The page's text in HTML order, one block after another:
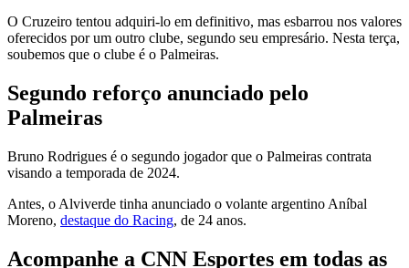
O Cruzeiro tentou adquiri-lo em definitivo, mas esbarrou nos valores
oferecidos por um outro clube, segundo seu empresário. Nesta terça,
soubemos que o clube é o Palmeiras.
Segundo reforço anunciado pelo
Palmeiras
Bruno Rodrigues é o segundo jogador que o Palmeiras contrata
visando a temporada de 2024.
Antes, o Alviverde tinha anunciado o volante argentino Aníbal
Moreno, destaque do Racing, de 24 anos.
Acompanhe a CNN Esportes em todas as